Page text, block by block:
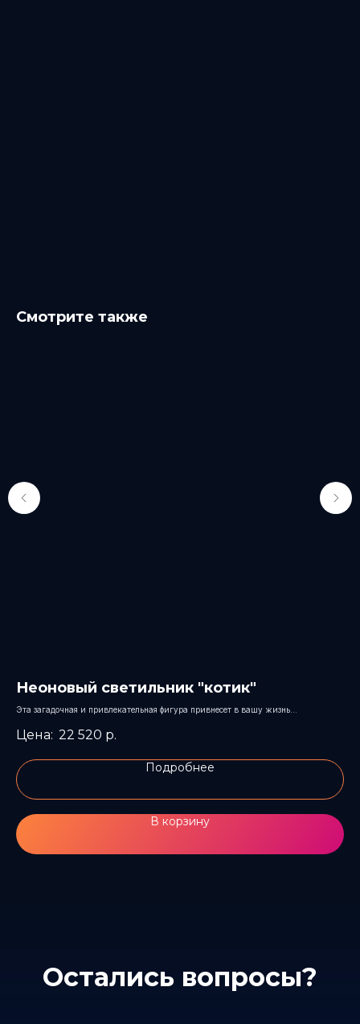
Смотрите также
Неоновый светильник "котик"
Эта загадочная и привлекательная фигура привнесет в вашу жизнь
22 520 р.
Подробнее
В корзину
Остались вопросы?